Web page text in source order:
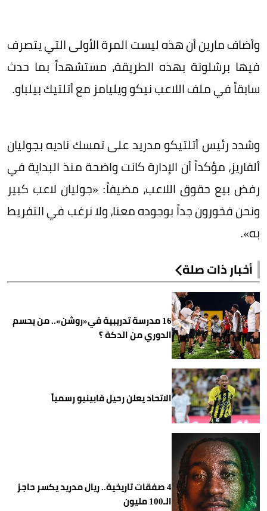
وأضاف مارين أن هذه ليست المرة الأولى التي يتصرف
فيها برشلونة بهذه الطريقة، مستشهداً بما حدث
سابقاً في ملف اللاعب نيكو ويليامز مع أتلتيك بيلباو.
وشدد رئيس أتلتيكو مدريد على تمسك ناديه بجوليان
ألفاريز، مؤكداً أن الإدارة كانت واضحة منذ البداية في
رفض بيع حقوق اللاعب، مضيفاً: «جوليان لاعب كبير
ونحن فخورون جداً بوجوده معنا، ولا نرغب في التفريط
به».
أخبار ذات صلة
16 مدرسة تدريبية في«روشن».. من يحسم
الدوري من الدكة ؟
الاتحاد يعلن رحيل فابينيو رسمياً
4 صفقات تاريخية.. ريال مدريد يكسر حاجز
الـ100 مليون